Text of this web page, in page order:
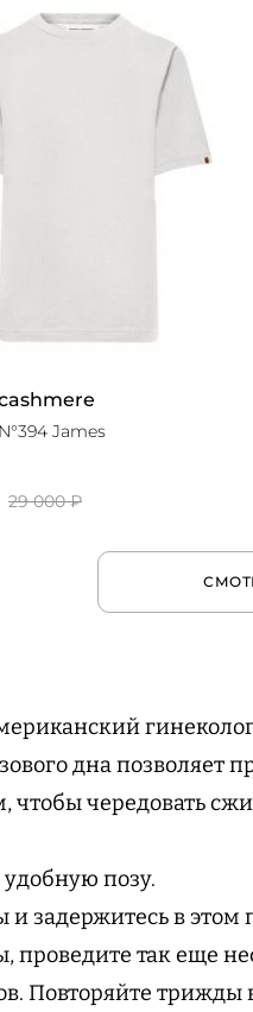
James
29 000 ₽
дна позволяет
чередовать
удобную позу.
задержитесь в этом
проведите так еще
Повторяйте трижды